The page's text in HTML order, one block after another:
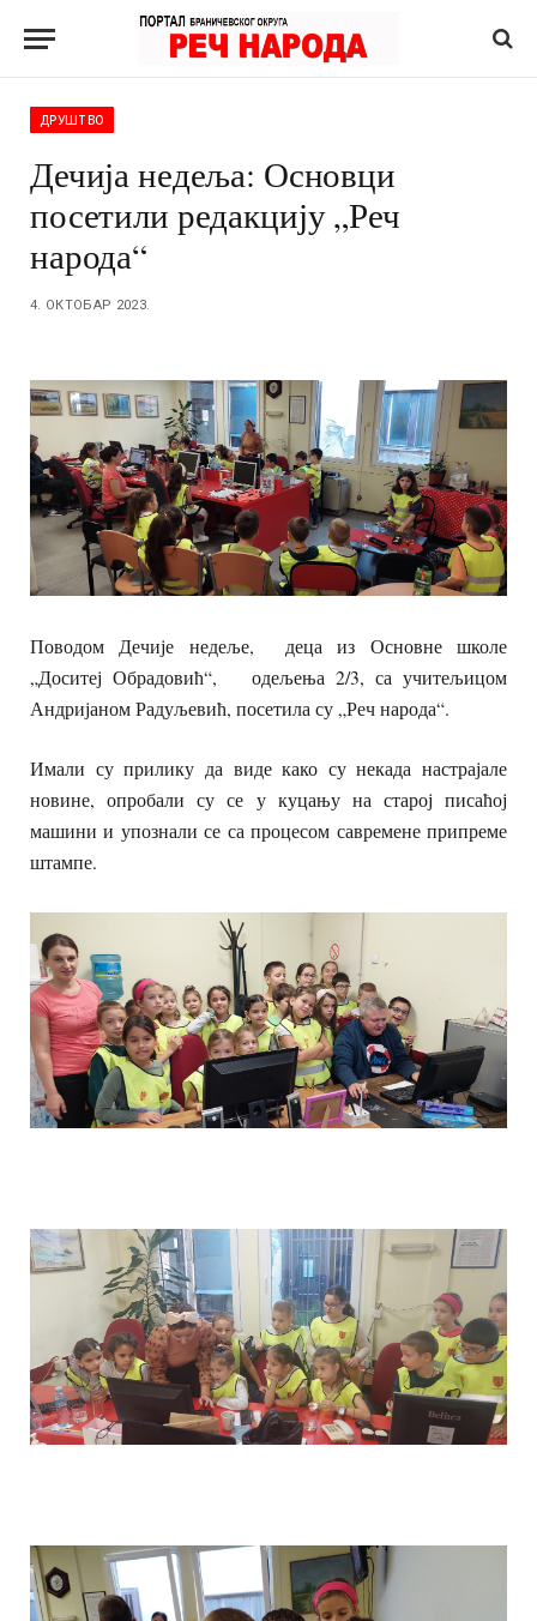
ДРУШТВО
Дечија недеља: Основци
посетили редакцију „Реч
народа“
4. ОКТОБАР 2023.
Поводом Дечије недеље, деца из Основне школе
„Доситеј Обрадовић“, одељења 2/3, са учитељицом
Андријаном Радуљевић, посетила су „Реч народа“.
Имали су прилику да виде како су некада настрајале
новине, опробали су се у куцању на старој писаћој
машини и упознали се са процесом савремене припреме
штампе.